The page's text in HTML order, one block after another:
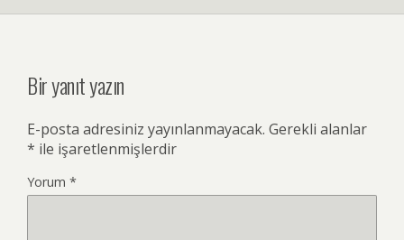
Bir yanıt yazın
E-posta adresiniz yayınlanmayacak. Gerekli alanlar
* ile işaretlenmişlerdir
Yorum *